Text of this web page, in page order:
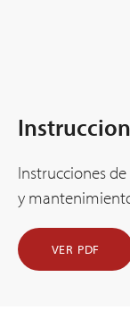
Instrucciones
y
VER PDF